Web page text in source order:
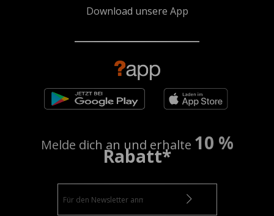
Download unsere App
Melde dich an und erhalte 10 %
Rabatt*